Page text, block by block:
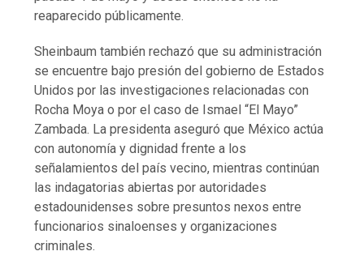
reaparecido públicamente.
Sheinbaum también rechazó que su administración
se encuentre bajo presión del gobierno de Estados
Unidos por las investigaciones relacionadas con
Rocha Moya o por el caso de Ismael “El Mayo”
Zambada. La presidenta aseguró que México actúa
con autonomía y dignidad frente a los
señalamientos del país vecino, mientras continúan
las indagatorias abiertas por autoridades
estadounidenses sobre presuntos nexos entre
funcionarios sinaloenses y organizaciones
criminales.